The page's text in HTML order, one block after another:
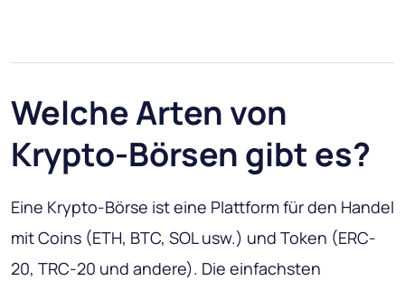
Welche Arten von
Krypto-Börsen gibt es?
Eine Krypto-Börse ist eine Plattform für den Handel
mit Coins (ETH, BTC, SOL usw.) und Token (ERC-
20, TRC-20 und andere). Die einfachsten